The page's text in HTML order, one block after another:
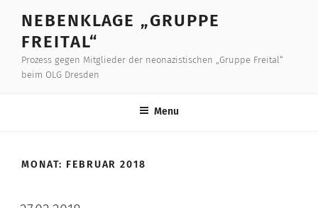
content
NEBENKLAGE „GRUPPE
FREITAL“
Prozess gegen Mitglieder der neonazistischen „Gruppe Freital“
beim OLG Dresden
Menu
MONAT: FEBRUAR 2018